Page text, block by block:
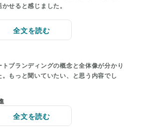
せると感じました。
全文を読む
トブランディングの概念と全体像が分かり
。もっと聞いていたい、と思う内容でし
全文を読む